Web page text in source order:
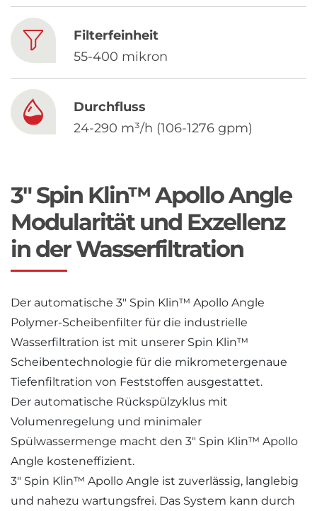
Filterfeinheit
55-400 mikron
Durchfluss
24-290 m³/h (106-1276 gpm)
3" Spin Klin™ Apollo Angle
Modularität und Exzellenz
in der Wasserfiltration
Der automatische 3″ Spin Klin™ Apollo Angle
Polymer-Scheibenfilter für die industrielle
Wasserfiltration ist mit unserer Spin Klin™
Scheibentechnologie für die mikrometergenaue
Tiefenfiltration von Feststoffen ausgestattet.
Der automatische Rückspülzyklus mit
Volumenregelung und minimaler
Spülwassermenge macht den 3″ Spin Klin™ Apollo
Angle kosteneffizient.
3″ Spin Klin™ Apollo Angle ist zuverlässig, langlebig
und nahezu wartungsfrei. Das System kann durch